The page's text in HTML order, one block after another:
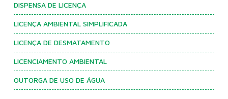
DISPENSA DE LICENÇA
LICENÇA AMBIENTAL SIMPLIFICADA
LICENÇA DE DESMATAMENTO
LICENCIAMENTO AMBIENTAL
OUTORGA DE USO DE ÁGUA